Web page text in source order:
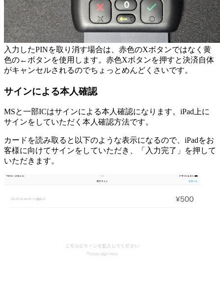
入力したPINを取り消す場合は、赤色のXボタンではなく黄
色の←ボタンを使用します。赤色Xボタンを押すと決済自体
がキャンセルされるのでちょっとめんどくさいです。
サインによる本人確認
MSと一部ICはサインによる本人確認になります。iPad上に
サインをしていただく本人確認方法です。
カードを読み取ると以下のような表示になるので、iPadをお
客様に向けてサインをしていただき、「入力完了」を押して
いただきます。